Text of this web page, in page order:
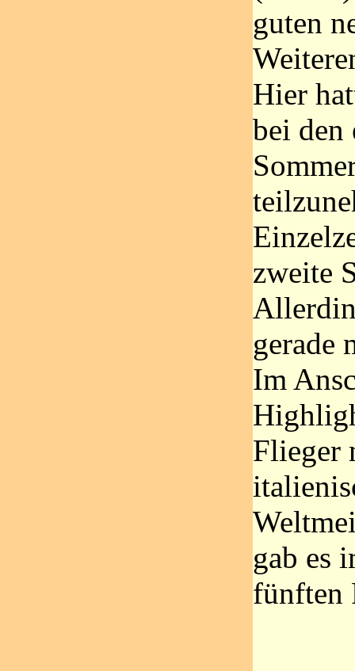
guten
Hier
bei den
zweite
gerade
Im
Flieger
gab es
fünften